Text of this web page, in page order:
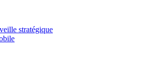
stratégique